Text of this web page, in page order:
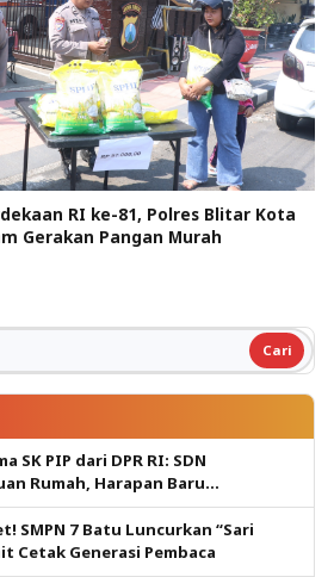
RI ke-81, Polres Blitar Kota
Gerakan Pangan Murah
SK PIP dari DPR RI: SDN
Rumah, Harapan Baru
SMPN 7 Batu Luncurkan “Sari
Cetak Generasi Pembaca